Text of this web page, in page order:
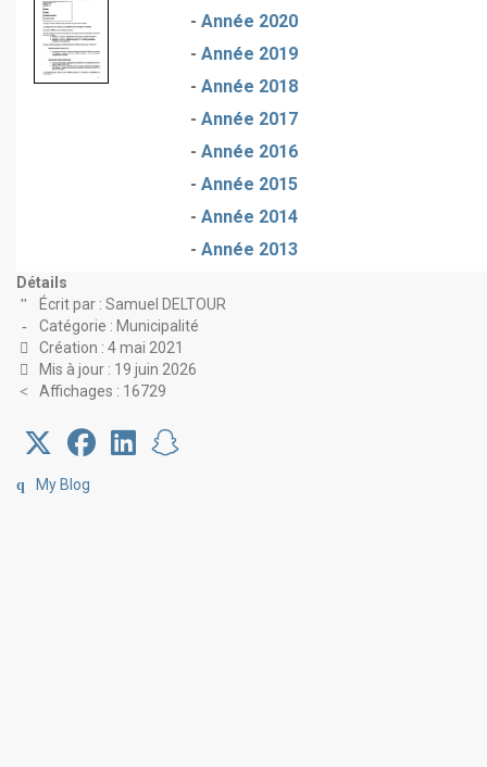
- Année 2020
- Année 2019
- Année 2018
- Année 2017
- Année 2016
- Année 2015
- Année 2014
- Année 2013
Détails
Écrit par : Samuel DELTOUR
Catégorie : Municipalité
Création : 4 mai 2021
Mis à jour : 19 juin 2026
Affichages : 16729
My Blog